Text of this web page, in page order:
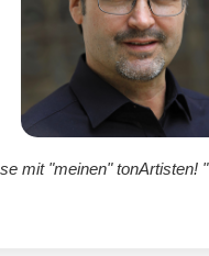
mit "meinen" tonArtisten! "